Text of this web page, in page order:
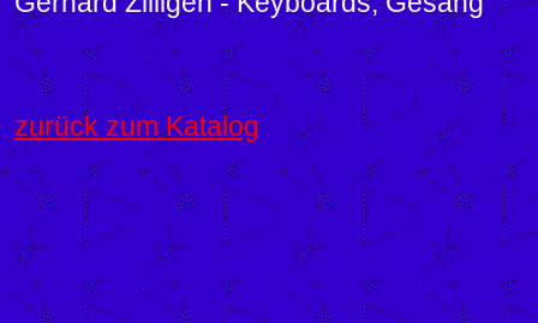
zurück zum Katalog